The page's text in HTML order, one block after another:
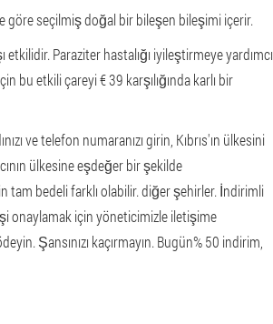
göre seçilmiş doğal bir bileşen bileşimi içerir.
Paraziter hastalığı iyileştirmeye yardımcı
bu etkili çareyi € 39 karşılığında karlı bir
ve telefon numaranızı girin, Kıbrıs'ın ülkesini
ülkesine eşdeğer bir şekilde
tam bedeli farklı olabilir. diğer şehirler. İndirimli
onaylamak için yöneticimizle iletişime
Şansınızı kaçırmayın. Bugün% 50 indirim,